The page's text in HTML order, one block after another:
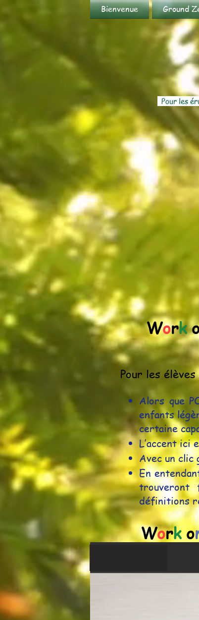
Bienvenue Ground
Pour les
Work
Pour les
Alors que
enfants
certaine
L’accent ici
Avec un clic
En
trouveront
définitions
Worko